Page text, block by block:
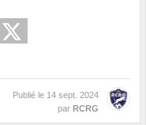
Publié le 14 sept. 2024
par RCRG